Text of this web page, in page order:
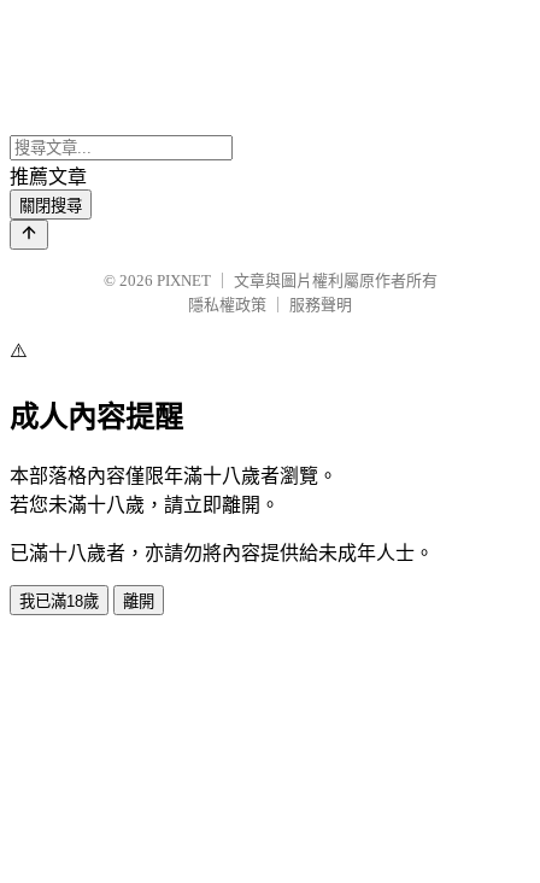
推薦文章
關閉搜尋
© 2026 PIXNET
文章與圖片權利屬原作者所有
隱私權政策
服務聲明
⚠️
成人內容提醒
本部落格內容僅限年滿十八歲者瀏覽。
若您未滿十八歲，請立即離開。
已滿十八歲者，亦請勿將內容提供給未成年人士。
我已滿18歲 離開